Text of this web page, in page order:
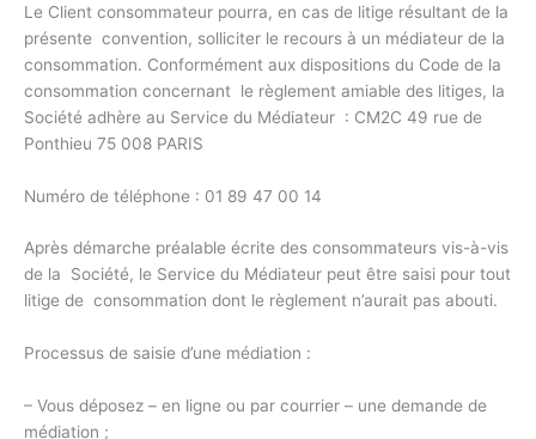
Le Client consommateur pourra, en cas de litige résultant de la
présente convention, solliciter le recours à un médiateur de la
consommation. Conformément aux dispositions du Code de la
consommation concernant le règlement amiable des litiges, la
Société adhère au Service du Médiateur : CM2C 49 rue de
Ponthieu 75 008 PARIS
Numéro de téléphone : 01 89 47 00 14
Après démarche préalable écrite des consommateurs vis-à-vis
de la Société, le Service du Médiateur peut être saisi pour tout
litige de consommation dont le règlement n’aurait pas abouti.
Processus de saisie d’une médiation :
– Vous déposez – en ligne ou par courrier – une demande de
médiation ;